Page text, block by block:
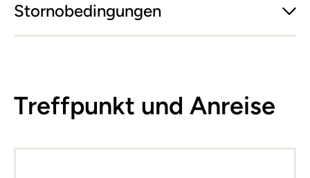
Stornobedingungen
Treffpunkt und Anreise